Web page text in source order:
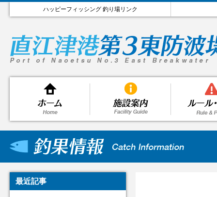
ハッピーフィッシング 釣り場リンク
最近記事